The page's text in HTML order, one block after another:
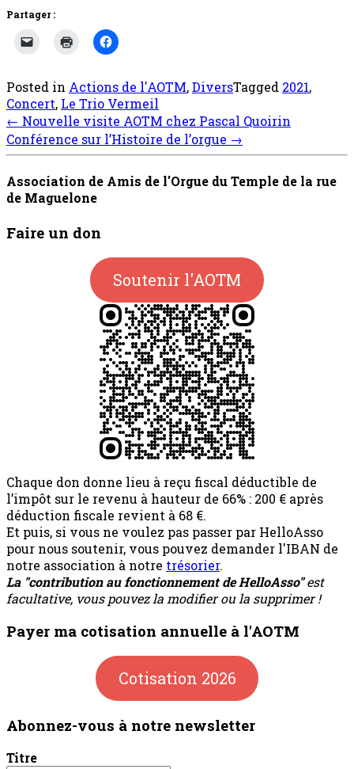
Partager :
Posted in Actions de l'AOTM,DiversTagged 2021,
Concert, Le Trio Vermeil
Post
navigation
← Nouvelle visite AOTM chez Pascal Quoirin
Conférence sur l’Histoire de l’orgue →
Association de Amis de l'Orgue du Temple de la rue
de Maguelone
Faire un don
Soutenir l'AOTM
Chaque don donne lieu à reçu fiscal déductible de
l’impôt sur le revenu à hauteur de 66% : 200 € après
déduction fiscale revient à 68 €.
Et puis, si vous ne voulez pas passer par HelloAsso
pour nous soutenir, vous pouvez demander l'IBAN de
notre association à notre trésorier.
La "contribution au fonctionnement de HelloAsso"est
facultative, vous pouvez la modifier ou la supprimer !
Payer ma cotisation annuelle à l'AOTM
Cotisation 2026
Abonnez-vous à notre newsletter
Titre